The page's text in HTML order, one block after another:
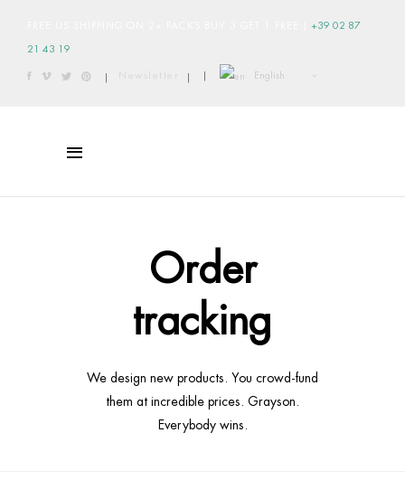
+39 02 87
21 43 19
| | | English
Order
tracking
We design new products. You crowd-fund
them at incredible prices. Grayson.
Everybody wins.